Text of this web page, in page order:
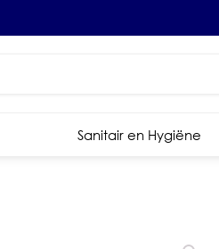
Sanitair en Hygiëne